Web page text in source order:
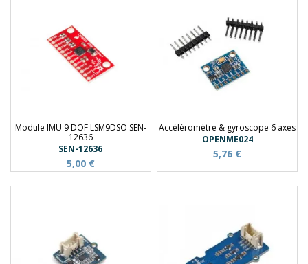
Module IMU 9 DOF LSM9DSO SEN-
12636
SEN-12636
5,00 €
Accéléromètre & gyroscope 6 axes
OPENME024
5,76 €